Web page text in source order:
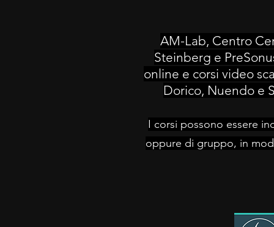
AM-Lab, Centro
Steinberg e
online e corsi video
Dorico, Nuendo e
I corsi possono essere
oppure di gruppo, in